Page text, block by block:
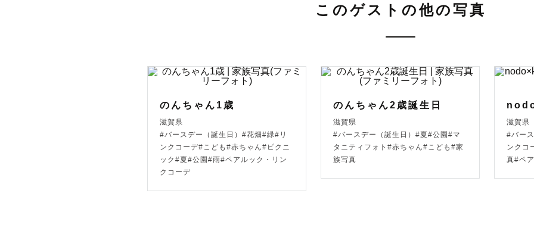
カップル・ウェディング撮影でも、お子さまの撮影のようにいろ
り取りますのでお任せください✨
人見知りや写真が苦手なゲストさまからもこれまでにたくさんの
ご家族が増えた時にまたお会いできることも楽しみにしています！
お子さまが大好きで、スタジオカメラマンとして753や赤ちゃん撮
豊富なため、お子さまのおられる際は全力で遊びながら撮影させ
このゲストの他の写真
のんちゃん1歳
滋賀県
#バースデー（誕生日）#花畑#緑#リ
ンクコーデ#こども#赤ちゃん#ピクニ
ック#夏#公園#雨#ペアルック・リン
クコーデ
のんちゃん2歳誕生日
滋賀県
#バースデー（誕生日）#夏#公園#マ
タニティフォト#赤ちゃん#こども#家
族写真
滋賀県
#バー
ンクコ
真#ペ